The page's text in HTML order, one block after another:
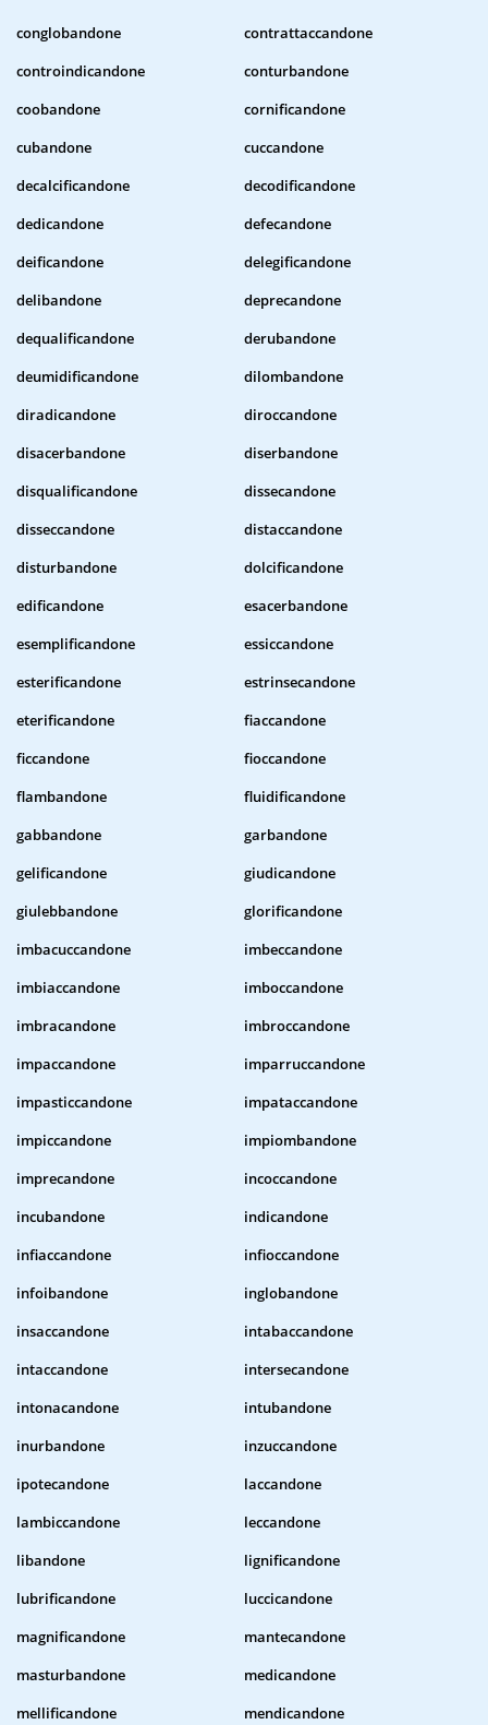
conglobandone
contrattaccandone
controindicandone
conturbandone
coobandone
cornificandone
cubandone
cuccandone
decalcificandone
decodificandone
dedicandone
defecandone
deificandone
delegificandone
delibandone
deprecandone
dequalificandone
derubandone
deumidificandone
dilombandone
diradicandone
diroccandone
disacerbandone
diserbandone
disqualificandone
dissecandone
disseccandone
distaccandone
disturbandone
dolcificandone
edificandone
esacerbandone
esemplificandone
essiccandone
esterificandone
estrinsecandone
eterificandone
fiaccandone
ficcandone
fioccandone
flambandone
fluidificandone
gabbandone
garbandone
gelificandone
giudicandone
giulebbandone
glorificandone
imbacuccandone
imbeccandone
imbiaccandone
imboccandone
imbracandone
imbroccandone
impaccandone
imparruccandone
impasticcandone
impataccandone
impiccandone
impiombandone
imprecandone
incoccandone
incubandone
indicandone
infiaccandone
infioccandone
infoibandone
inglobandone
insaccandone
intabaccandone
intaccandone
intersecandone
intonacandone
intubandone
inurbandone
inzuccandone
ipotecandone
laccandone
lambiccandone
leccandone
libandone
lignificandone
lubrificandone
luccicandone
magnificandone
mantecandone
masturbandone
medicandone
mellificandone
mendicandone